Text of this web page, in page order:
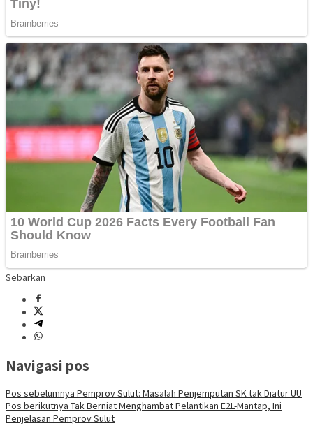
Sebarkan
Navigasi pos
Pos sebelumnya Pemprov Sulut: Masalah Penjemputan SK tak Diatur UU
Pos berikutnya Tak Berniat Menghambat Pelantikan E2L-Mantap, Ini
Penjelasan Pemprov Sulut